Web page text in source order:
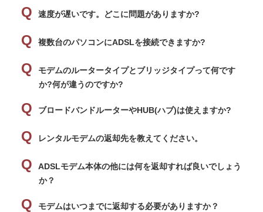
速度が遅いです。どこに問題がありますか?
複数台のパソコンにADSLを接続できますか?
モデムのルータータイプとブリッジタイプって何です
か?何が違うのですか?
ブロードバンドルーターやHUB(ハブ)は使えますか?
レンタルモデムの返却先を教えてください。
ADSLモデム本体の他には何を返却すれば良いでしょう
か？
モデムはいつまでに返却する必要がありますか？